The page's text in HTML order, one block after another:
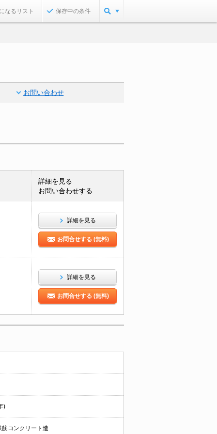
なるリスト 保存中の条件
お問い合わせ
詳細を見る
お問い合わせする
詳細を見る
お問合せする (無料)
詳細を見る
お問合せする (無料)
)
コンクリート造